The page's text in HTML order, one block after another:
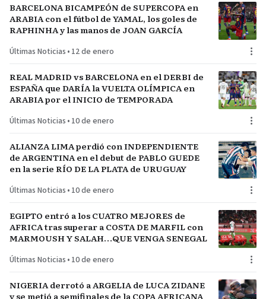
BARCELONA BICAMPEÓN de SUPERCOPA en
ARABIA con el fútbol de YAMAL, los goles de
RAPHINHA y las manos de JOAN GARCÍA
Últimas Noticias • 12 de enero
REAL MADRID vs BARCELONA en el DERBI de
ESPAÑA que DARÍA la VUELTA OLÍMPICA en
ARABIA por el INICIO de TEMPORADA
Últimas Noticias • 10 de enero
ALIANZA LIMA perdió con INDEPENDIENTE
de ARGENTINA en el debut de PABLO GUEDE
en la serie RÍO DE LA PLATA de URUGUAY
Últimas Noticias • 10 de enero
EGIPTO entró a los CUATRO MEJORES de
AFRICA tras superar a COSTA DE MARFIL con
MARMOUSH Y SALAH…QUE VENGA SENEGAL
Últimas Noticias • 10 de enero
NIGERIA derrotó a ARGELIA de LUCA ZIDANE
y se metió a semifinales de la COPA AFRICANA